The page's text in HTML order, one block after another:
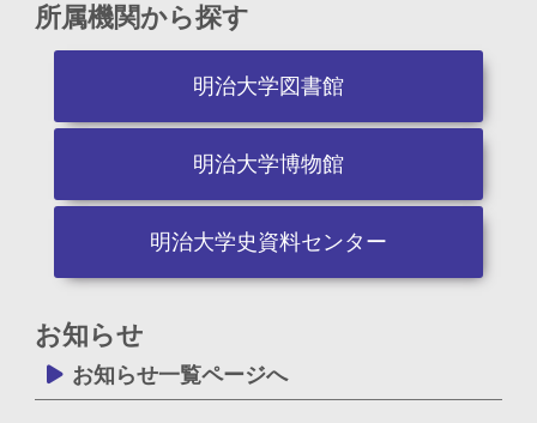
所属機関から探す
明治大学図書館
明治大学博物館
明治大学史資料センター
お知らせ
お知らせ一覧ページへ